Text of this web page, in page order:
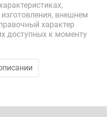
внешнем
характер
доступных к моменту